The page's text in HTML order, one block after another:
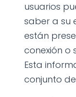
usuarios
saber a su
están
conexión o
Esta
conjunto